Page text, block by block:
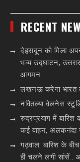
RECENT
देहरादून को मिला
भव्य उद्घाटन,
आगमन
लखनऊ करेगा भारत
नवितल्या वेलनेस
रुद्रप्रयाग में
कई वाहन,
गढ़वाल: बारिश के
ही चलने लगी सांसें..